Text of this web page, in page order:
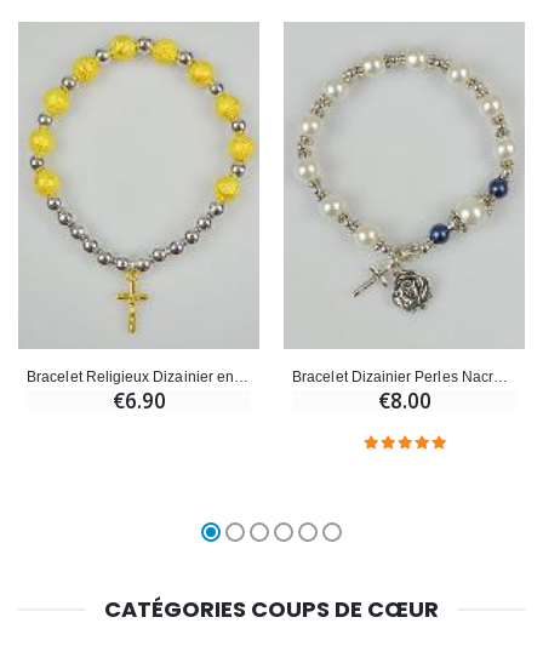
€6.90
Bracelet Dizainier Perles Nacrées et Argent Strass
€8.00
CATÉGORIES COUPS DE CŒUR